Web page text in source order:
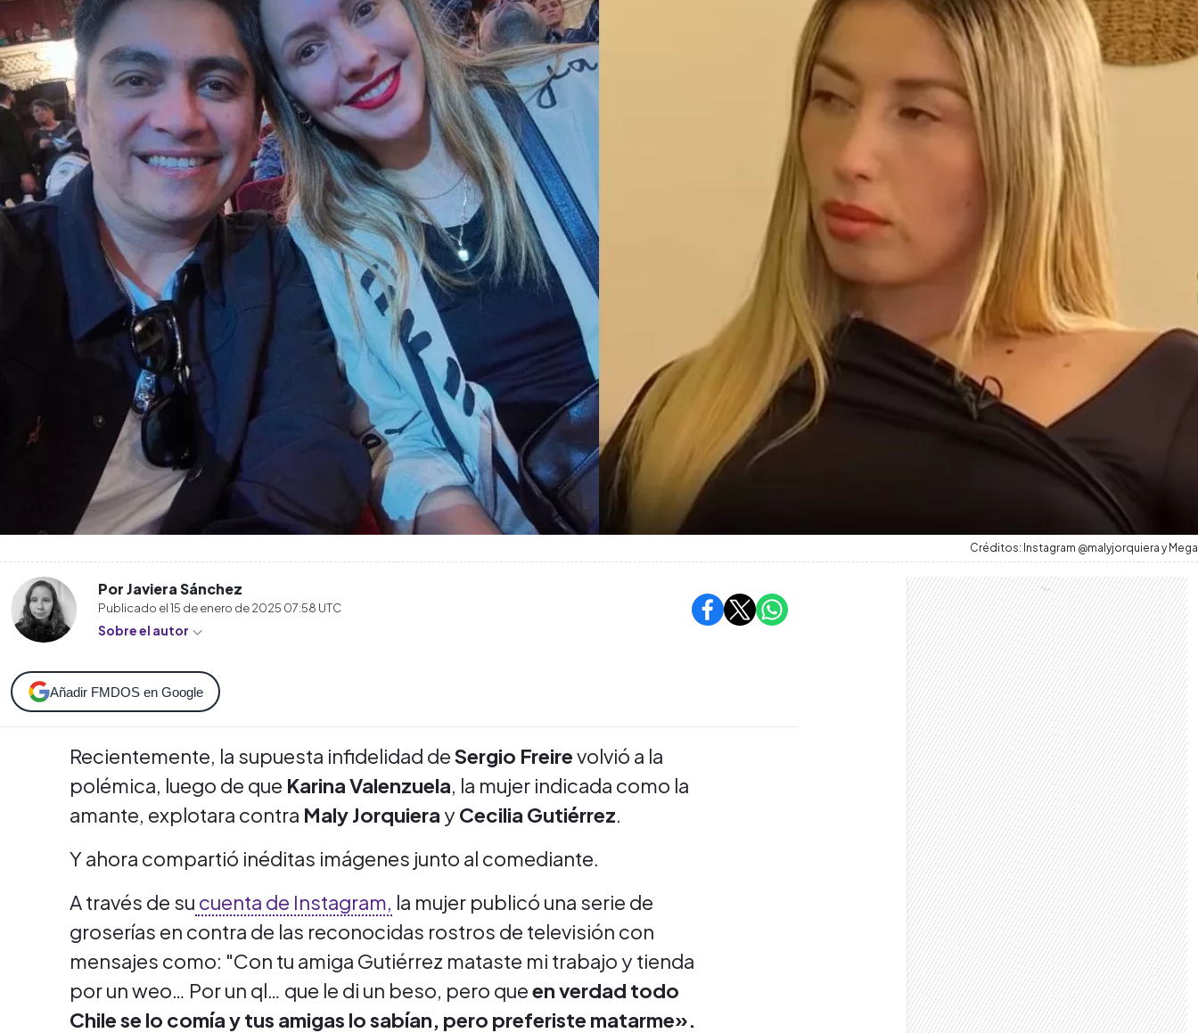
Créditos: Instagram @malyjorquiera y Mega
Por Javiera Sánchez
Publicado el15 de enero de 2025 07:58 UTC
Sobre el autor
Añadir FMDOS en Google
Recientemente, la supuesta infidelidad deSergio Freirevolvió a la
polémica, luego de que Karina Valenzuela, la mujer indicada como la
amante, explotara contra Maly Jorquiera y Cecilia Gutiérrez.
Y ahora compartió inéditas imágenes junto al comediante.
A través de su cuenta de Instagram, la mujer publicó una serie de
groserías en contra de las reconocidas rostros de televisión con
mensajes como: "Con tu amiga Gutiérrez mataste mi trabajo y tienda
por un weo… Por un ql… que le di un beso, pero queen verdad todo
Chile se lo comía y tus amigas lo sabían, pero preferiste matarme».